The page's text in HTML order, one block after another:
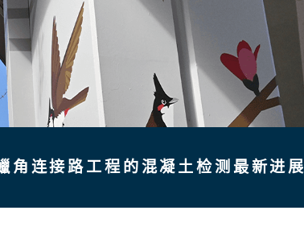
角连接路工程的混凝土检测最新进展